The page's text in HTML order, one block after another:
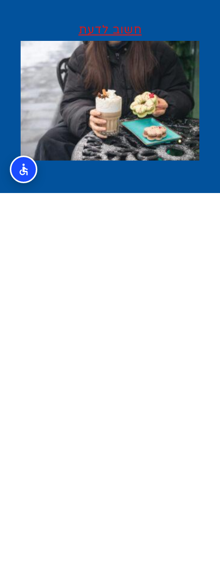
חשוב לדעת